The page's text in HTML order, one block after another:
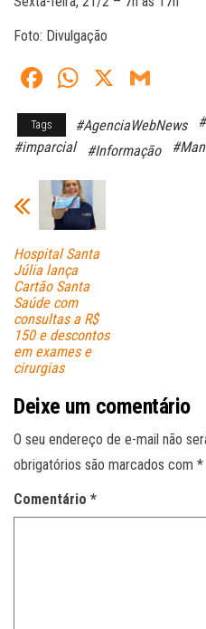
Foto: Divulgação
Fa
ce
bo
W
ts
A
pp
X
ail
Tags #AgenciaWebNews
#imparcial
#Informação
Hospital Santa
Júlia lança
Cartão Santa
Saúde com
consultas a R$
150 e descontos
em exames e
cirurgias
Deixe um comentário
O seu endereço de e-mail não
obrigatórios são marcados com *
Comentário *